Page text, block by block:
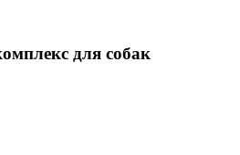
для собак